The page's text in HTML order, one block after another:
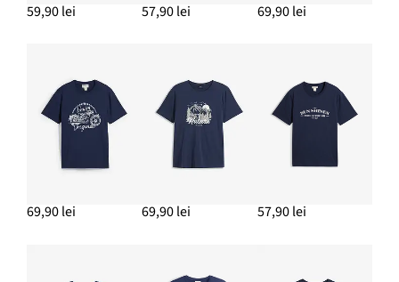
59,90 lei 57,90 lei 69,90 lei
69,90 lei 69,90 lei 57,90 lei